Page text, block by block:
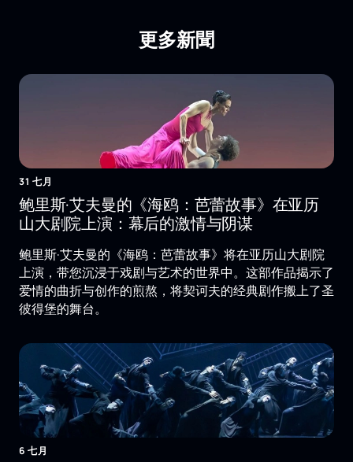
更多新聞
31 七月
鲍里斯·艾夫曼的《海鸥：芭蕾故事》在亚历
山大剧院上演：幕后的激情与阴谋
鲍里斯·艾夫曼的《海鸥：芭蕾故事》将在亚历山大剧院
上演，带您沉浸于戏剧与艺术的世界中。这部作品揭示了
爱情的曲折与创作的煎熬，将契诃夫的经典剧作搬上了圣
彼得堡的舞台。
6 七月